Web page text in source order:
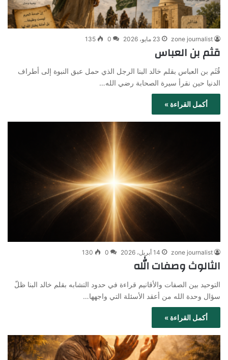
zone journalist 23 مايو، 2026 0
135
قثم بن العباس
قُثَم بن العباس بقلم خالد البنا الرجل الذي حمل عبق النبوة إلى أطراف
الدنيا حين نقرأ سيرة الصحابة رضي الله…
أكمل القراءة »
zone journalist 14 أبريل، 2026 0
130
الثالوث وصفات الله
التوحيد بين الصفات والأقانيم قراءة في حدود التشابه بقلم خالد البنا ظلّ
سؤال وحدة الله من أعقد الأسئلة التي واجهها…
أكمل القراءة »